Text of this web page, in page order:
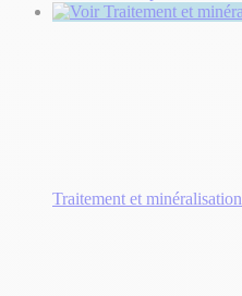
Traitement et minéralisation